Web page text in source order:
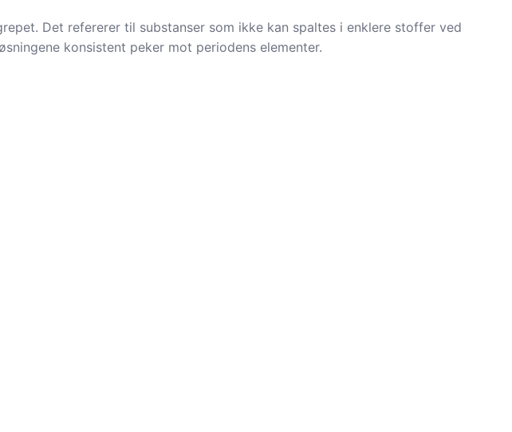
Det refererer til substanser som ikke kan spaltes i enklere stoffer ved
konsistent peker mot periodens elementer.